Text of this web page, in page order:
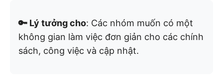
🔑 Lý tưởng cho: Các nhóm muốn có một
không gian làm việc đơn giản cho các chính
sách, công việc và cập nhật.